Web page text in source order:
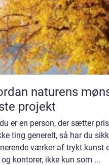
naturens
projekt
er en person, der sætter
ting generelt, så har du
værker af trykt kunst
kontorer, ikke kun som ...